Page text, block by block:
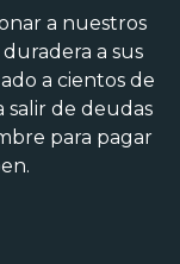
a nuestros
a sus
a cientos de
salir de deudas
para pagar